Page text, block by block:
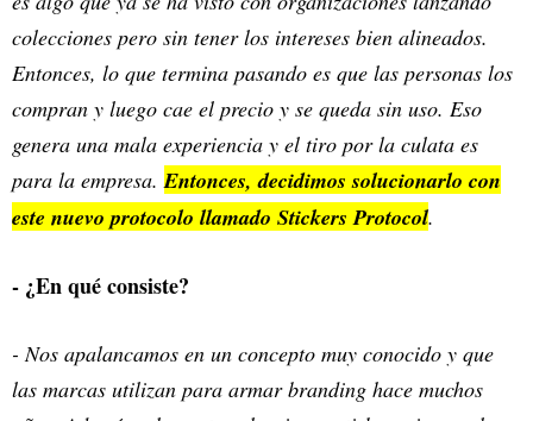
colecciones pero sin tener los intereses bien alineados.
Entonces, lo que termina pasando es que las personas los
compran y luego cae el precio y se queda sin uso. Eso
genera una mala experiencia y el tiro por la culata es
para la empresa.Entonces, decidimos solucionarlo con
este nuevo protocolo llamado Stickers Protocol.
- ¿En qué consiste?
- Nos apalancamos en un concepto muy conocido y que
las marcas utilizan para armar branding hace muchos